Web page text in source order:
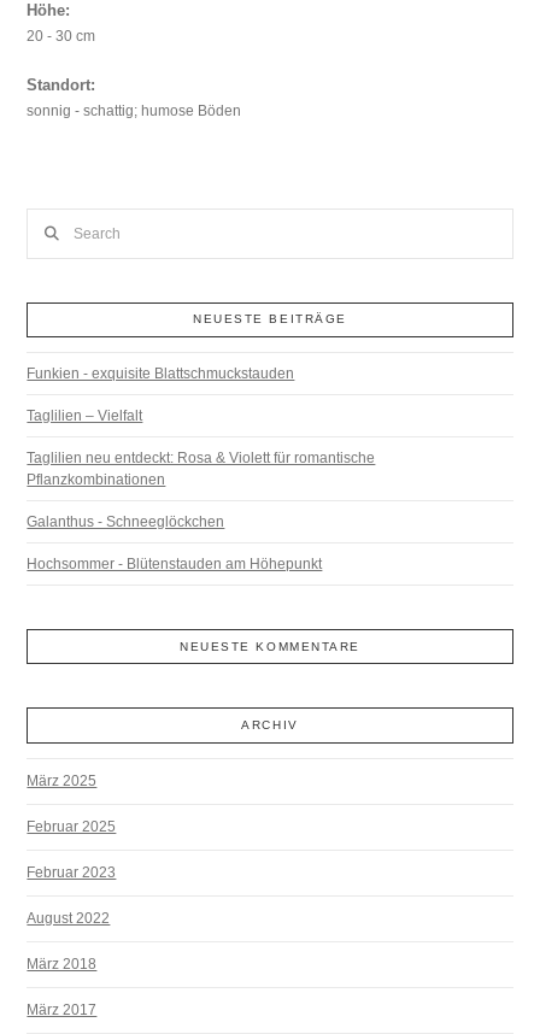
Höhe:
20 - 30 cm
Standort:
sonnig - schattig; humose Böden
NEUESTE BEITRÄGE
Funkien - exquisite Blattschmuckstauden
Taglilien – Vielfalt
Taglilien neu entdeckt: Rosa & Violett für romantische
Pflanzkombinationen
Galanthus - Schneeglöckchen
Hochsommer - Blütenstauden am Höhepunkt
NEUESTE KOMMENTARE
ARCHIV
März 2025
Februar 2025
Februar 2023
August 2022
März 2018
März 2017